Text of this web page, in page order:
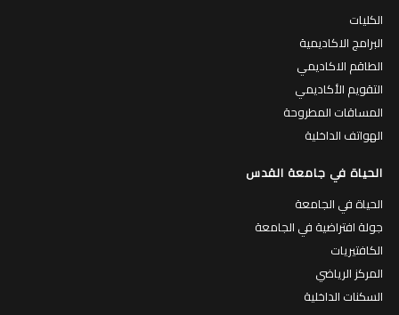
الكليات
البرامج الاكاديمية
الطاقم الاكاديمي
التقويم الأكاديمي
المساقات المطروحة
الهواتف الداخلية
الحياة في جامعة القدس
الحياة في الجامعة
جولة افتراضية في الجامعة
الكافتيريات
المركز الرياضي
السكنات الداخلية